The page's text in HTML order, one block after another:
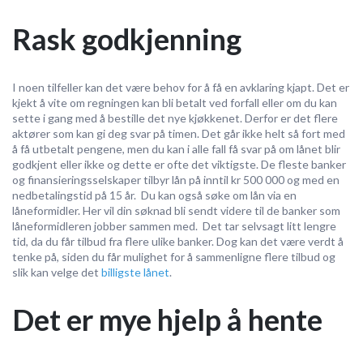
Rask godkjenning
I noen tilfeller kan det være behov for å få en avklaring kjapt. Det er
kjekt å vite om regningen kan bli betalt ved forfall eller om du kan
sette i gang med å bestille det nye kjøkkenet. Derfor er det flere
aktører som kan gi deg svar på timen. Det går ikke helt så fort med
å få utbetalt pengene, men du kan i alle fall få svar på om lånet blir
godkjent eller ikke og dette er ofte det viktigste. De fleste banker
og finansieringsselskaper tilbyr lån på inntil kr 500 000 og med en
nedbetalingstid på 15 år. Du kan også søke om lån via en
låneformidler. Her vil din søknad bli sendt videre til de banker som
låneformidleren jobber sammen med. Det tar selvsagt litt lengre
tid, da du får tilbud fra flere ulike banker. Dog kan det være verdt å
tenke på, siden du får mulighet for å sammenligne flere tilbud og
slik kan velge det billigste lånet.
Det er mye hjelp å hente